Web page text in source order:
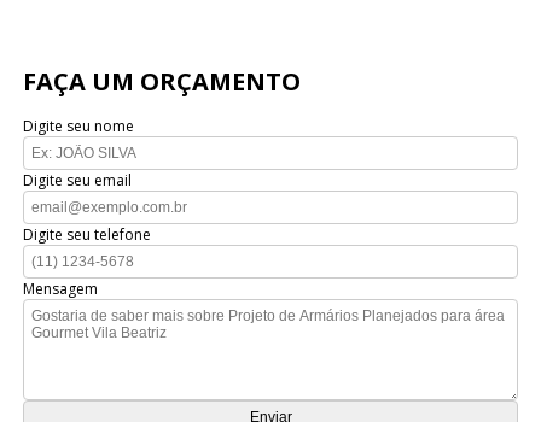
FAÇA UM ORÇAMENTO
Digite seu nome
Digite seu email
Digite seu telefone
Mensagem